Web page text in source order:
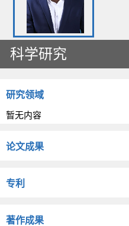
科学研究
研究领域
暂无内容
论文成果
专利
著作成果